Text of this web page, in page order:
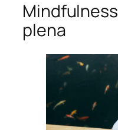
Mindfulness
plena